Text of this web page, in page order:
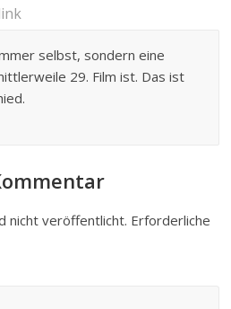
selbst, sondern eine
29. Film ist. Das ist
nicht veröffentlicht. Erforderliche